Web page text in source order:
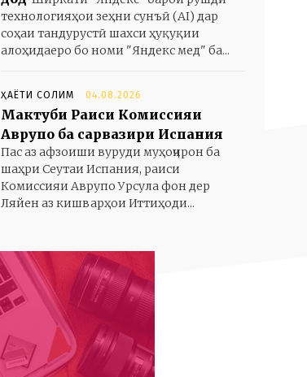
технологияҳои зеҳни сунъӣ (AI) дар
соҳаи тандурустӣ шахси ҳуқуқии
алоҳидаеро бо номи "Яндекс мед" ба...
ҲАЁТИ СОЛИМ 04.08.2026
Мактуби Раиси Комиссияи
Аврупо ба сарвазири Испания
Пас аз афзоиши вуруди муҳоҷирон ба
шаҳри Сеутаи Испания, раиси
Комиссияи Аврупо Урсула фон дер
Ляйен аз кишварҳои Иттиҳоди...